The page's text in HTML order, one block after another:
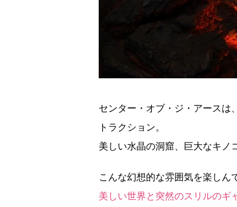
センター・オブ・ジ・アースは
トラクション。
美しい水晶の洞窟、巨大なキノ
こんな幻想的な雰囲気を楽しん
美しい世界と突然のスリルのギ